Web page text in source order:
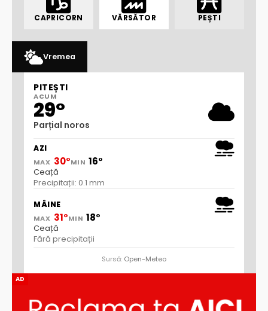
AD
CAPRICORN VĂRSĂTOR PEȘTI
Vremea
PITEȘTI
ACUM
29°
Parțial noros
AZI
MAX 30°MIN 16°
Ceață
Precipitații: 0.1 mm
MÂINE
MAX 31°MIN 18°
Ceață
Fără precipitații
Sursă: Open-Meteo